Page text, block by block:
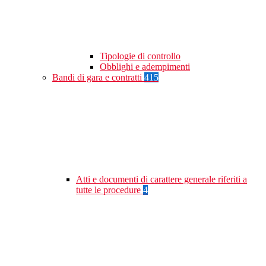
Tipologie di controllo
Obblighi e adempimenti
Bandi di gara e contratti 415
Atti e documenti di carattere generale riferiti a
tutte le procedure 4